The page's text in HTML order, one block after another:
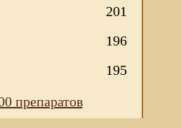
201
196
195
препаратов
- вПолитике в отношении
данныхнашего сайта.